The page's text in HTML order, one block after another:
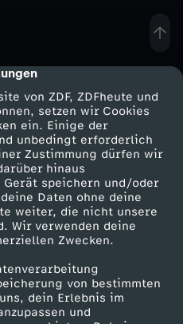
von ZDF, ZDFheute und
setzen wir Cookies
ein. Einige der
unbedingt erforderlich
Zustimmung dürfen wir
hinaus
speichern und/oder
Daten ohne deine
weiter, die nicht unsere
Wir verwenden deine
Zwecken.
von bestimmten
dein Erlebnis im
und
Service
ZDFmitreden
Kontakt zum ZDF
Tickets
Zuschauerservice
Hilfe